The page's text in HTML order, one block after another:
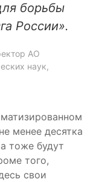
борьбы
России».
АО
наук,
менее десятка
тоже будут
того,
свои